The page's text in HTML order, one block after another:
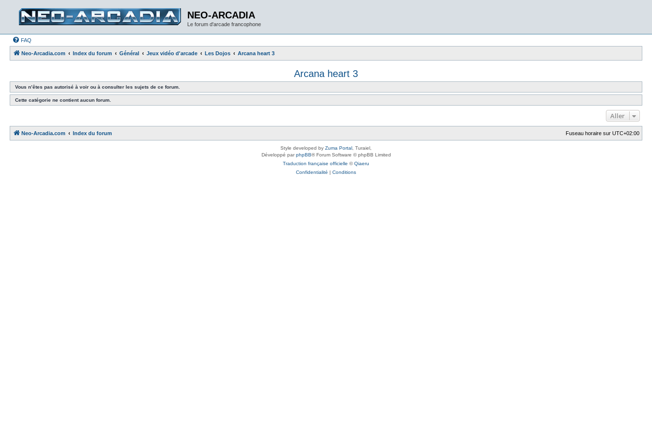
NEO-ARCADIA
Le forum d'arcade francophone
FAQ
Neo-Arcadia.com Index du forum Général Jeux vidéo d'arcade Les Dojos Arcana heart 3
Arcana heart 3
Vous n’êtes pas autorisé à voir ou à consulter les sujets de ce forum.
Cette catégorie ne contient aucun forum.
Aller
Neo-Arcadia.com Index du forum Fuseau horaire sur UTC+02:00
Style developed by Zuma Portal , Turaiel,
Développé parphpBB® Forum Software © phpBB Limited
Traduction française officielle ©Qiaeru
Confidentialité | Conditions